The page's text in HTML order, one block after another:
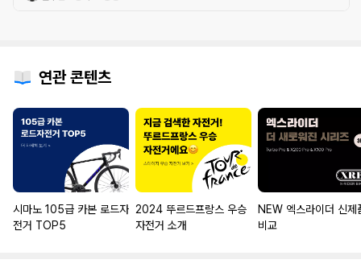
연관 콘텐츠
시마노 105급 카본 로드자
전거 TOP5
2024 뚜르드프랑스 우승
자전거 소개
NEW 엑스라이더 신제
비교